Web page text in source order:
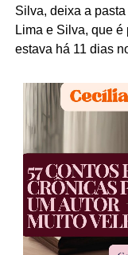
Silva, deixa a
Lima e Silva, que
estava há 11 dias